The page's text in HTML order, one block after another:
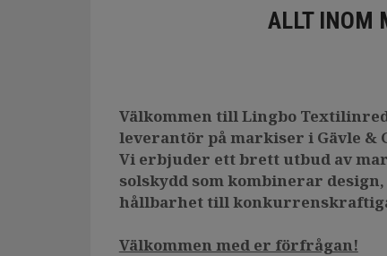
ALLT INOM
Välkommen till Lingbo
leverantör på markiser i Gävle &
Vi erbjuder ett brett utbud av
solskydd som kombinerar
hållbarhet till
Välkommen med er förfrågan!